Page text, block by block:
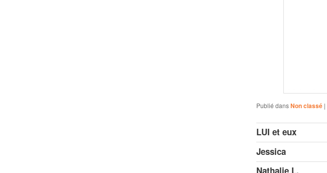
Publié dansNon classé |
LUI et eux
Jessica